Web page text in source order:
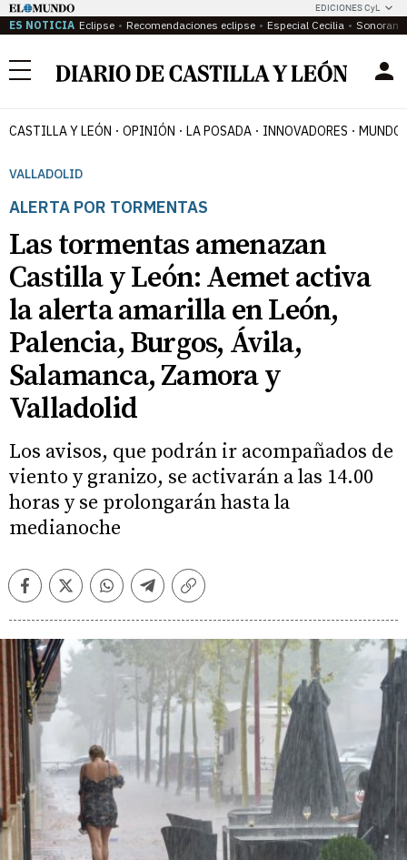
EDICIONES CyL
ES NOTICIA Eclipse Recomendaciones eclipse Especial Cecilia
Menú
CASTILLA Y LEÓN OPINIÓN LA POSADA INNOVADORES MUNDO
VALLADOLID
ALERTA POR TORMENTAS
Las tormentas amenazan
Castilla y León: Aemet activa
la alerta amarilla en León,
Palencia, Burgos, Ávila,
Salamanca, Zamora y
Valladolid
Los avisos, que podrán ir acompañados de
viento y granizo, se activarán a las 14.00
horas y se prolongarán hasta la
medianoche
FacebookTwitterWhatsappTelegramCopiar